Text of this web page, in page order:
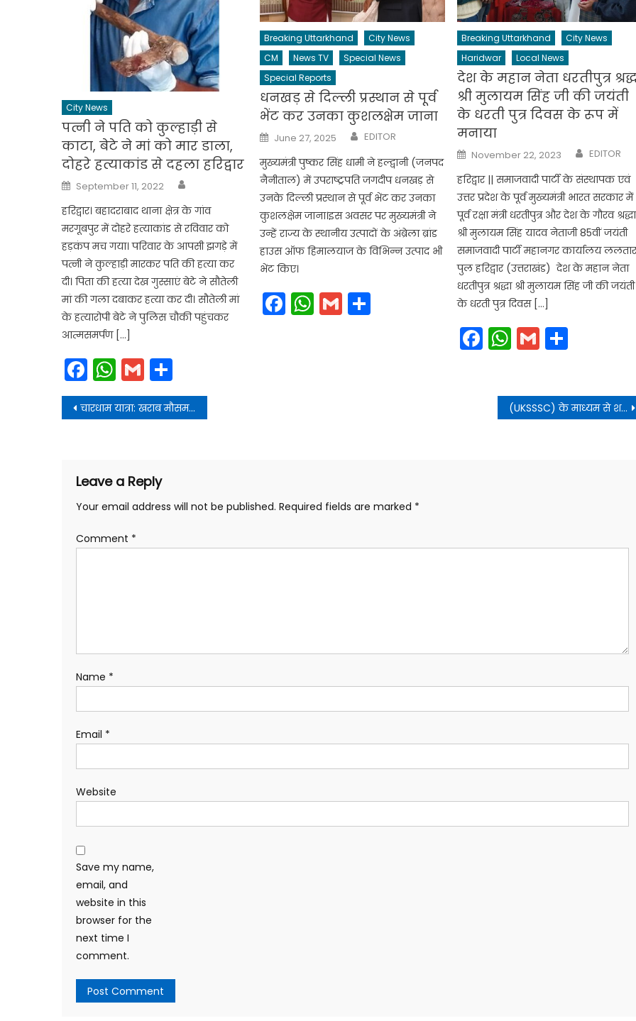
City News
पत्नी ने पति को कुल्हाड़ी से
काटा, बेटे ने मां को मार डाला,
दोहरे हत्याकांड से दहला हरिद्वार
Posted
on
September 11, 2022
हरिद्वार। बहादराबाद थाना क्षेत्र के गांव
मरगूबपुर में दोहरे हत्याकांड से रविवार को
हड़कंप मच गया। परिवार के आपसी झगड़े में
पत्नी ने कुल्हाड़ी मारकर पति की हत्या कर
दी। पिता की हत्या देख गुस्साएं बेटे ने सौतेली
मां की गला दबाकर हत्या कर दी। सौतेली मां
के हत्यारोपी बेटे ने पुलिस चौकी पहुंचकर
आत्मसमर्पण […]
Facebook
WhatsApp
Gmail
Breaking Uttarkhand
City News
CM
News TV
Special News
Special Reports
धनखड़ से दिल्ली प्रस्थान से पूर्व
भेंट कर उनका कुशलक्षेम जाना
Posted
on
June 27, 2025 Author
EDITOR
मुख्यमंत्री पुष्कर सिंह धामी ने हल्द्वानी (जनपद
नैनीताल) में उपराष्ट्रपति जगदीप धनखड़ से
उनके दिल्ली प्रस्थान से पूर्व भेंट कर उनका
कुशलक्षेम जाना।इस अवसर पर मुख्यमंत्री ने
उन्हें राज्य के स्थानीय उत्पादों के अंब्रेला ब्रांड
हाउस ऑफ हिमालयाज के विभिन्न उत्पाद भी
भेंट किए।
Facebook
WhatsApp
GmailShare
Breaking Uttarkhand
City News
Haridwar
Local News
देश के महान नेता धरतीपुत्र
श्री मुलायम सिंह जी की जयंती
के धरती पुत्र दिवस के रूप में
मनाया
Posted
on
November 22, 2023 Author
EDITOR
हरिद्वार || समाजवादी पार्टी के संस्थापक एवं
उत्तर प्रदेश के पूर्व मुख्यमंत्री भारत सरकार में
पूर्व रक्षा मंत्री धरतीपुत्र और देश के गौरव श्रद्धा
श्री मुलायम सिंह यादव नेताजी 85वीं जयंती
समाजवादी पार्टी महानगर कार्यालय
पुल हरिद्वार (उत्तराखंड) देश के महान नेता
धरतीपुत्र श्रद्धा श्री मुलायम सिंह जी की जयंती
के धरती पुत्र दिवस […]
Facebook
WhatsApp
Gmail
Post
navigation
चारधाम यात्रा: खराब मौसम में नहीं होगी घोड़ा-खच्चरों की आवाजाही (UKSSSC) के माध्यम से शहरी विकास, कौशल विकास एवं सेवायोजन विभाग, पशुपालन विभाग में विभिन्न पदों पर चयनित 221 अभ्यर्थियों को नियुक्ति पत्र वितरित किए
Leave a Reply
Your email address will not be published. Required fields are marked *
Comment *
Name *
Email *
Website
Save my name,
email, and
website in this
browser for the
next time I
comment.